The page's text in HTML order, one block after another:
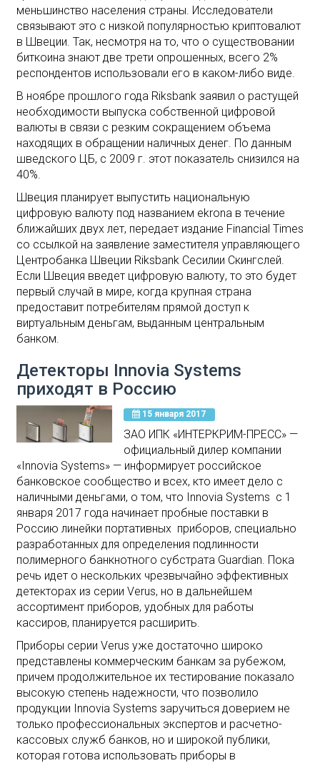
меньшинство населения страны. Исследователи
связывают это с низкой популярностью криптовалют
в Швеции. Так, несмотря на то, что о существовании
биткоина знают две трети опрошенных, всего 2%
респондентов использовали его в каком-либо виде.
В ноябре прошлого года Riksbank заявил о растущей
необходимости выпуска собственной цифровой
валюты в связи с резким сокращением объема
находящих в обращении наличных денег. По данным
шведского ЦБ, с 2009 г. этот показатель снизился на
40%.
Швеция планирует выпустить национальную
цифровую валюту под названием ekrona в течение
ближайших двух лет, передает издание Financial Times
со ссылкой на заявление заместителя управляющего
Центробанка Швеции Riksbank Сесилии Скингслей.
Если Швеция введет цифровую валюту, то это будет
первый случай в мире, когда крупная страна
предоставит потребителям прямой доступ к
виртуальным деньгам, выданным центральным
банком.
Детекторы Innovia Systems
приходят в Россию
15 января 2017
ЗАО ИПК «ИНТЕРКРИМ-ПРЕСС» —
официальный дилер компании
«Innovia Systems» — информирует российское
банковское сообщество и всех, кто имеет дело с
наличными деньгами, о том, что Innovia Systems с 1
января 2017 года начинает пробные поставки в
Россию линейки портативных приборов, специально
разработанных для определения подлинности
полимерного банкнотного субстрата Guardian. Пока
речь идет о нескольких чрезвычайно эффективных
детекторах из серии Verus, но в дальнейшем
ассортимент приборов, удобных для работы
кассиров, планируется расширить.
Приборы серии Verus уже достаточно широко
представлены коммерческим банкам за рубежом,
причем продолжительное их тестирование показало
высокую степень надежности, что позволило
продукции Innovia Systems заручиться доверием не
только профессиональных экспертов и расчетно-
кассовых служб банков, но и широкой публики,
которая готова использовать приборы в